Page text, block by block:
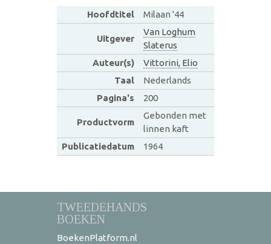
Hoofdtitel Milaan '44
Uitgever
Van Loghum
Slaterus
Auteur(s)
Vittorini, Elio
Taal
Nederlands
Pagina's
200
Productvorm
Gebonden met
linnen kaft
Publicatiedatum
1964
TWEEDEHANDS
BOEKEN
BoekenPlatform.nl